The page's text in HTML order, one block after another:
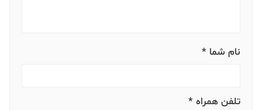
نام شما *
تلفن همراه *